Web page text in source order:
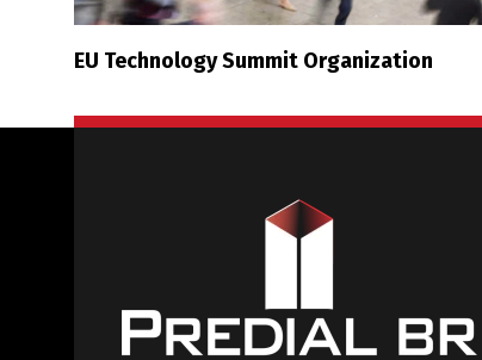
EU Technology Summit Organization